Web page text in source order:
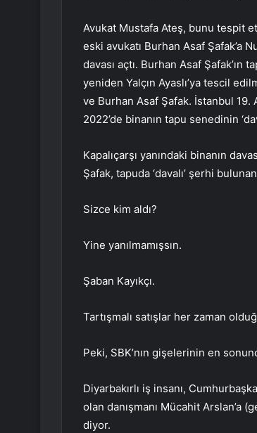
Avukat Mustafa Ateş, bunu tespit
eski avukatı Burhan Asaf Şafak’a
davası açtı. Burhan Asaf
yeniden Yalçın Ayaslı’ya tescil
ve Burhan Asaf Şafak. İstanbul
2022’de binanın tapu senedinin
Kapalıçarşı yanındaki binanın
Şafak, tapuda ‘davalı’ şerhi
Sizce kim aldı?
Yine yanılmamışsın.
Şaban Kayıkçı.
Tartışmalı satışlar her zaman
Peki, SBK’nın gişelerinin en
Diyarbakırlı iş insanı,
olan danışmanı Mücahit Arslan’a
diyor.